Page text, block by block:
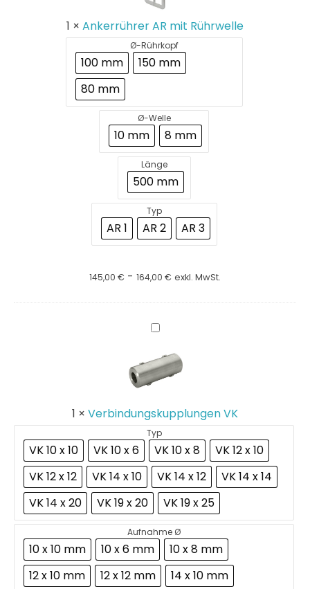
1 × Ankerrührer AR mit Rührwelle
Ø-Rührkopf
100 mm
150 mm
80 mm
Ø-Welle
10 mm 8 mm
Länge
500 mm
Typ
AR 1 AR 2 AR 3
145,00 € - 164,00 € exkl. MwSt.
Verbindungskupplungen
1 × Verbindungskupplungen VK
Typ
VK 10 x 10 VK 10 x 6 VK 10 x 8
VK 12 x 10
VK 12 x 12
VK 14 x 10 VK 14 x 12
VK 14 x 14
VK 14 x 20
VK 19 x 20 VK 19 x 25
Aufnahme Ø
10 x 10 mm 10 x 6 mm
10 x 8 mm
12 x 10 mm
12 x 12 mm
14 x 10 mm